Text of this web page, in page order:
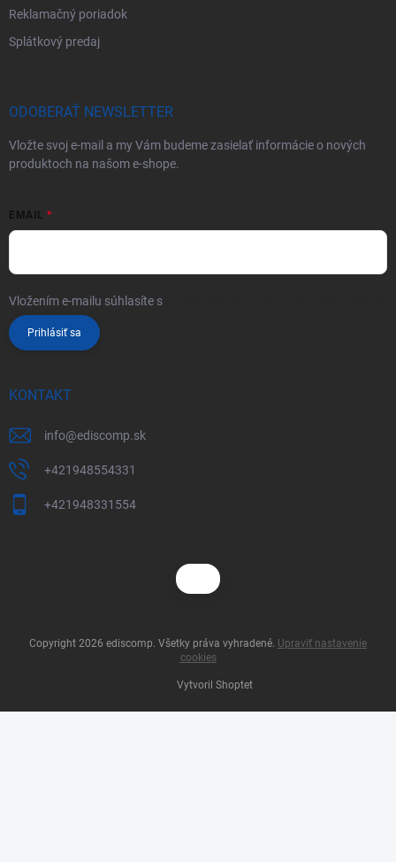
Reklamačný poriadok
Splátkový predaj
ODOBERAŤ NEWSLETTER
Vložte svoj e-mail a my Vám budeme zasielať informácie o nových
produktoch na našom e-shope.
EMAIL
Vložením e-mailu súhlasíte s
Prihlásiť sa
KONTAKT
info@ediscomp.sk
+421948554331
+421948331554
Vytvoril Shoptet
Copyright 2026 ediscomp. Všetky práva vyhradené. Upraviť nastavenie
cookies